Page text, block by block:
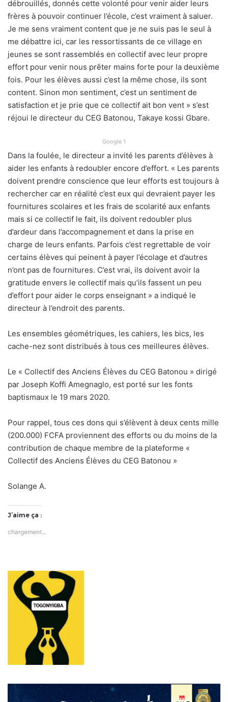
débrouillés, donnés cette volonté pour venir aider leurs
frères à pouvoir continuer l’école, c’est vraiment à saluer.
Je me sens vraiment content que je ne suis pas le seul à
me débattre ici, car les ressortissants de ce village en
jeunes se sont rassemblés en collectif avec leur propre
effort pour venir nous prêter mains forte pour la deuxième
fois. Pour les élèves aussi c’est la même chose, ils sont
content. Sinon mon sentiment, c’est un sentiment de
satisfaction et je prie que ce collectif ait bon vent » s’est
réjoui le directeur du CEG Batonou, Takaye kossi Gbare.
Google 1
Dans la foulée, le directeur a invité les parents d’élèves à
aider les enfants à redoubler encore d’effort. « Les parents
doivent prendre conscience que leur efforts est toujours à
rechercher car en réalité c’est eux qui devraient payer les
fournitures scolaires et les frais de scolarité aux enfants
mais si ce collectif le fait, ils doivent redoubler plus
d’ardeur dans l’accompagnement et dans la prise en
charge de leurs enfants. Parfois c’est regrettable de voir
certains élèves qui peinent à payer l’écolage et d’autres
n’ont pas de fournitures. C’est vrai, ils doivent avoir la
gratitude envers le collectif mais qu’ils fassent un peu
d’effort pour aider le corps enseignant » a indiqué le
directeur à l’endroit des parents.
Les ensembles géométriques, les cahiers, les bics, les
cache-nez sont distribués à tous ces meilleures élèves.
Le « Collectif des Anciens Élèves du CEG Batonou » dirigé
par Joseph Koffi Amegnaglo, est porté sur les fonts
baptismaux le 19 mars 2020.
Pour rappel, tous ces dons qui s’élèvent à deux cents mille
(200.000) FCFA proviennent des efforts ou du moins de la
contribution de chaque membre de la plateforme «
Collectif des Anciens Élèves du CEG Batonou »
Solange A.
J’aime ça :
chargement…